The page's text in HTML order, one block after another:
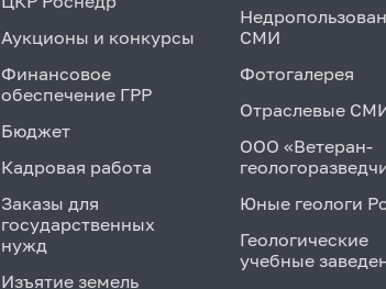
Аукционы и конкурсы
Финансовое
обеспечение ГРР
Бюджет
Кадровая работа
Заказы для
государственных
нужд
Изъятие земель
СМИ
Фотогалерея
Отраслевые
ООО «Ветеран-
Юные геологи
Геологические
учебные